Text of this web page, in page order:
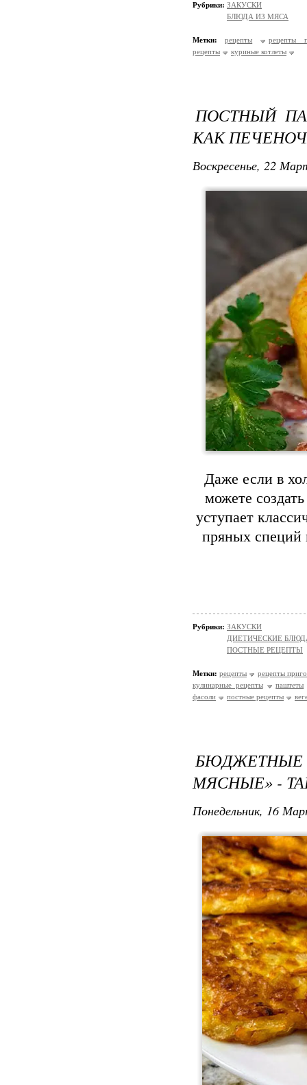
Рубрики: ЗАКУСКИ
БЛЮДА ИЗ МЯСА
Метки: рецепты
рецепты
рецепты
куриные котлеты
ПОСТНЫЙ
КАК
Воскресенье, 22
Даже если в
можете
уступает
пряных специй
Рубрики: ЗАКУСКИ
ДИЕТИЧЕСКИЕ
ПОСТНЫЕ РЕЦЕПТЫ
Метки: рецепты
рецепты
кулинарные рецепты
паштеты
фасоли
постные рецепты
МЯСНЫЕ» -
Понедельник, 16